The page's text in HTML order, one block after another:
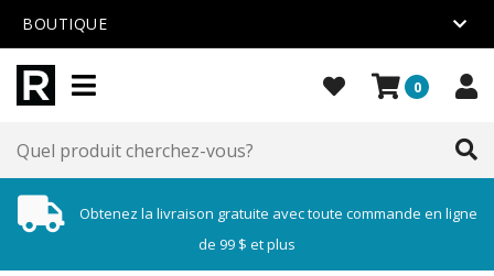
BOUTIQUE
0
Obtenez la livraison gratuite avec toute commande en ligne
de 99 $ et plus